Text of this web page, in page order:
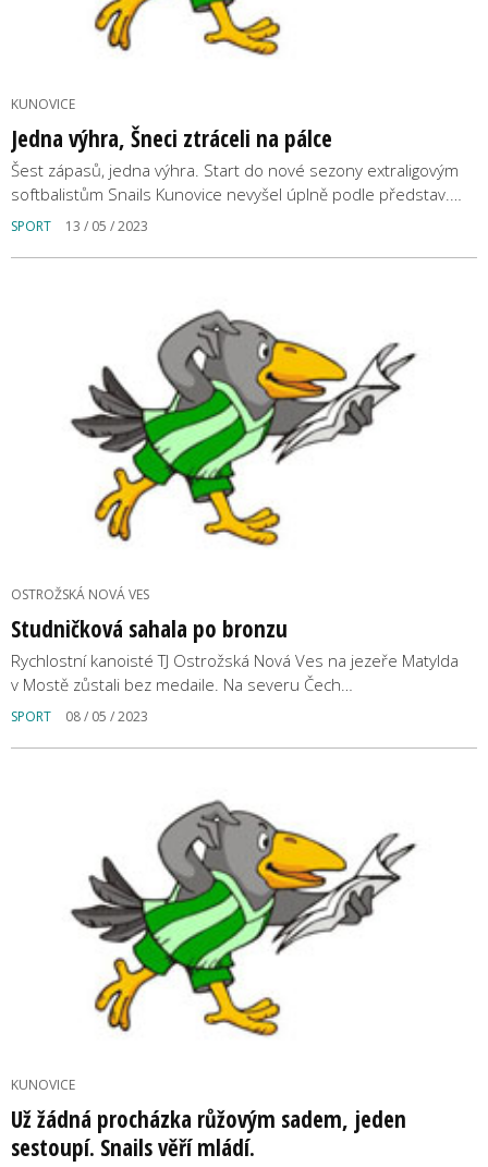
KUNOVICE
Jedna výhra, Šneci ztráceli na pálce
Šest zápasů, jedna výhra. Start do nové sezony extraligovým
softbalistům Snails Kunovice nevyšel úplně podle představ.…
SPORT 13 / 05 / 2023
OSTROŽSKÁ NOVÁ VES
Studničková sahala po bronzu
Rychlostní kanoisté TJ Ostrožská Nová Ves na jezeře Matylda
v Mostě zůstali bez medaile. Na severu Čech…
SPORT 08 / 05 / 2023
KUNOVICE
Už žádná procházka růžovým sadem, jeden
sestoupí. Snails věří mládí.